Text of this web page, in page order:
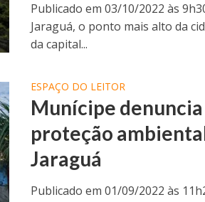
Publicado em 03/10/2022 às
Jaraguá, o ponto mais alto da
da capital...
ESPAÇO DO LEITOR
Munícipe
proteção
Jaraguá
Publicado em 01/09/2022 às